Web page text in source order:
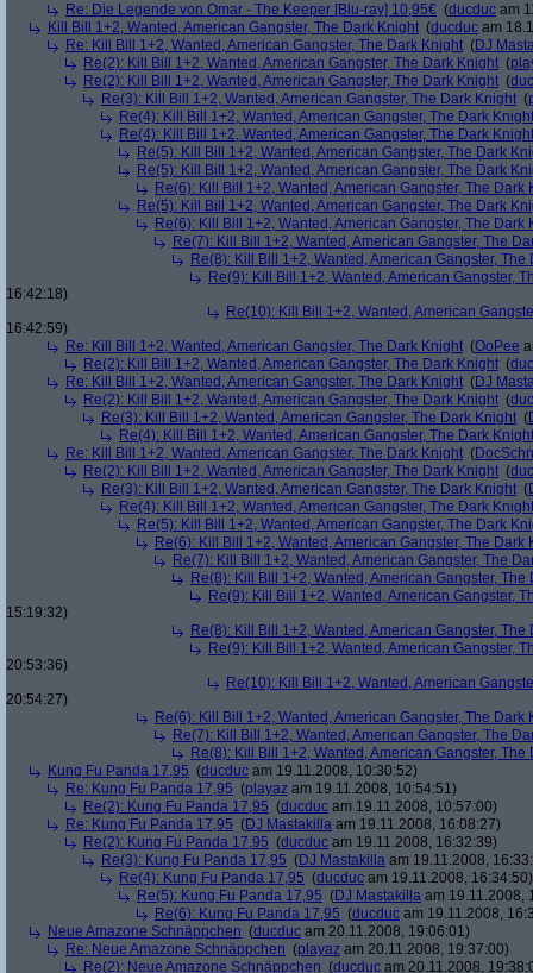
Re: Die Legende von Omar - The Keeper [Blu-ray] 10,95€ (ducduc am
Kill Bill 1+2, Wanted, American Gangster, The Dark Knight (ducduc am
Re: Kill Bill 1+2, Wanted, American Gangster, The Dark Knight (DJ
Re(2): Kill Bill 1+2, Wanted, American Gangster, The Dark Knight (
Re(2): Kill Bill 1+2, Wanted, American Gangster, The Dark Knight (
Re(3): Kill Bill 1+2, Wanted, American Gangster, The Dark Knight (
Re(4): Kill Bill 1+2, Wanted, American Gangster, The Dark Knight
Re(4): Kill Bill 1+2, Wanted, American Gangster, The Dark Knight
Re(5): Kill Bill 1+2, Wanted, American Gangster, The Dark
Re(5): Kill Bill 1+2, Wanted, American Gangster, The Dark
Re(6): Kill Bill 1+2, Wanted, American Gangster, The Dark
Re(5): Kill Bill 1+2, Wanted, American Gangster, The Dark
Re(6): Kill Bill 1+2, Wanted, American Gangster, The Dark
Re(7): Kill Bill 1+2, Wanted, American Gangster, The
Re(8): Kill Bill 1+2, Wanted, American Gangster, The
Re(9): Kill Bill 1+2, Wanted, American Gangster,
16:42:18)
Re(10): Kill Bill 1+2, Wanted, American
16:42:59)
Re: Kill Bill 1+2, Wanted, American Gangster, The Dark Knight (OoPee
Re(2): Kill Bill 1+2, Wanted, American Gangster, The Dark Knight (
Re: Kill Bill 1+2, Wanted, American Gangster, The Dark Knight (DJ
Re(2): Kill Bill 1+2, Wanted, American Gangster, The Dark Knight (
Re(3): Kill Bill 1+2, Wanted, American Gangster, The Dark Knight (
Re(4): Kill Bill 1+2, Wanted, American Gangster, The Dark Knight
Re: Kill Bill 1+2, Wanted, American Gangster, The Dark Knight (
Re(2): Kill Bill 1+2, Wanted, American Gangster, The Dark Knight (
Re(3): Kill Bill 1+2, Wanted, American Gangster, The Dark Knight (
Re(4): Kill Bill 1+2, Wanted, American Gangster, The Dark Knight
Re(5): Kill Bill 1+2, Wanted, American Gangster, The Dark
Re(6): Kill Bill 1+2, Wanted, American Gangster, The Dark
Re(7): Kill Bill 1+2, Wanted, American Gangster, The
Re(8): Kill Bill 1+2, Wanted, American Gangster, The
Re(9): Kill Bill 1+2, Wanted, American Gangster,
15:19:32)
Re(8): Kill Bill 1+2, Wanted, American Gangster, The
Re(9): Kill Bill 1+2, Wanted, American Gangster,
20:53:36)
Re(10): Kill Bill 1+2, Wanted, American
20:54:27)
Re(6): Kill Bill 1+2, Wanted, American Gangster, The Dark
Re(7): Kill Bill 1+2, Wanted, American Gangster, The
Re(8): Kill Bill 1+2, Wanted, American Gangster, The
Kung Fu Panda 17,95 (ducduc am 19.11.2008, 10:30:52)
Re: Kung Fu Panda 17,95 (playaz am 19.11.2008, 10:54:51)
Re(2): Kung Fu Panda 17,95 (ducduc am 19.11.2008, 10:57:00)
Re: Kung Fu Panda 17,95 (DJ Mastakilla am 19.11.2008, 16:08:27)
Re(2): Kung Fu Panda 17,95 (ducduc am 19.11.2008, 16:32:39)
Re(3): Kung Fu Panda 17,95 (DJ Mastakilla am 19.11.2008,
Re(4): Kung Fu Panda 17,95 (ducduc am 19.11.2008, 16:34:50)
Re(5): Kung Fu Panda 17,95 (DJ Mastakilla am 19.11.2008,
Re(6): Kung Fu Panda 17,95 (ducduc am 19.11.2008,
Neue Amazone Schnäppchen (ducduc am 20.11.2008, 19:06:01)
Re: Neue Amazone Schnäppchen (playaz am 20.11.2008, 19:37:00)
Re(2): Neue Amazone Schnäppchen (ducduc am 20.11.2008,